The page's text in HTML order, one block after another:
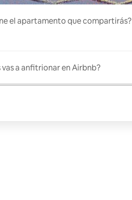
el apartamento que compartirás?
a anfitrionar en Airbnb?